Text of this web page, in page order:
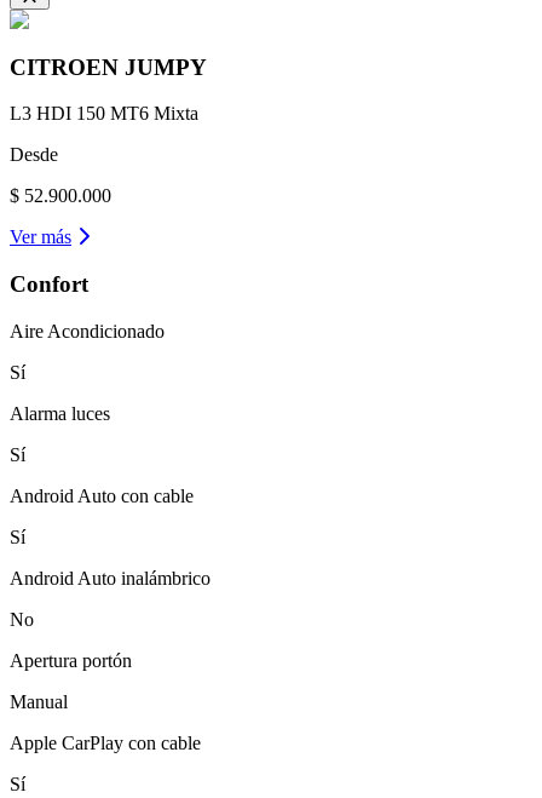
CITROEN JUMPY
L3 HDI 150 MT6 Mixta
Desde
$ 52.900.000
Ver más
Confort
Aire Acondicionado
Sí
Alarma luces
Sí
Android Auto con cable
Sí
Android Auto inalámbrico
No
Apertura portón
Manual
Apple CarPlay con cable
Sí